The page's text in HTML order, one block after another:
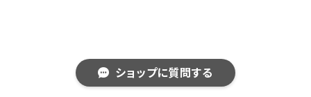
ショップに質問する